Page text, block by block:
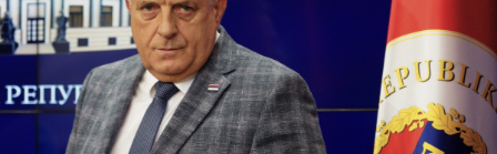
NEWSLETTER
I MIEI PREFERITI